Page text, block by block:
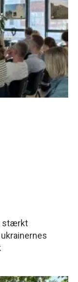
stærkt